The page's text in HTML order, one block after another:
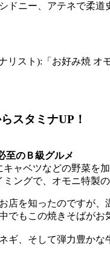
ドニー、アテネで柔
リスト):「お好み焼 オ
スタミナUP！
至のＢ級グルメ
ャベツなどの野菜を
ングで、オモニ特製
店を知ったのですが
でもこの焼きそばが
ギ、そして弾力豊か